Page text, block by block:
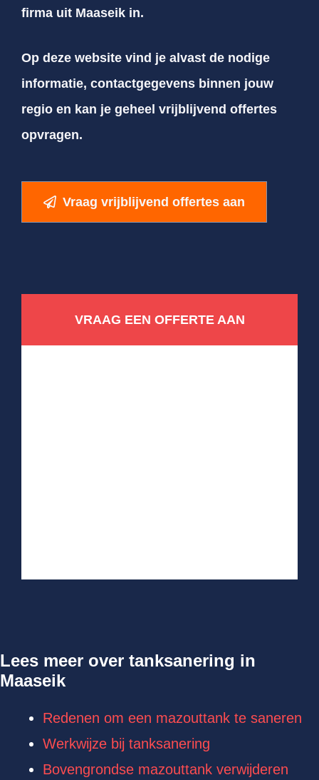
firma uit Maaseik in.
Op deze website vind je alvast de nodige
informatie, contactgegevens binnen jouw
regio en kan je geheel vrijblijvend offertes
opvragen.
Vraag vrijblijvend offertes aan
VRAAG EEN OFFERTE AAN
Lees meer over tanksanering in
Maaseik
Redenen om een mazouttank te saneren
Werkwijze bij tanksanering
Bovengrondse mazouttank verwijderen